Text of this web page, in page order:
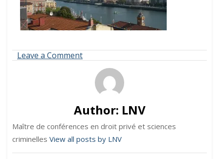
Leave a Commenton
P1030296.jpg
Author: LNV
Maître de conférences en droit privé et sciences
criminelles View all posts by LNV